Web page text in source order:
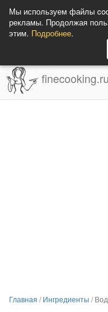
Мы используем файлы
рекламы. Продолжая
этим. Подробнее.
finecooking.ru
Главная /Ингредиенты /